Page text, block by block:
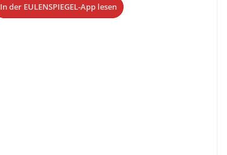
In der EULENSPIEGEL-App lesen